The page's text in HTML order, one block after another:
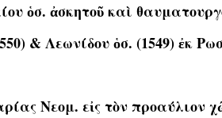
ὁσ. ἀσκητοῦ καὶ
& Λεωνίδου ὁσ. (1549) ἐκ
Νεομ. εἰς τὸν προαύλιον